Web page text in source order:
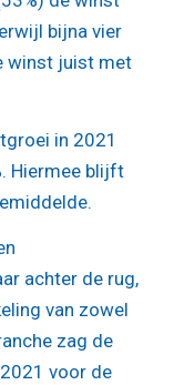
bijna vier
winst juist met
in 2021
Hiermee blijft
achter de rug,
van zowel
zag de
voor de